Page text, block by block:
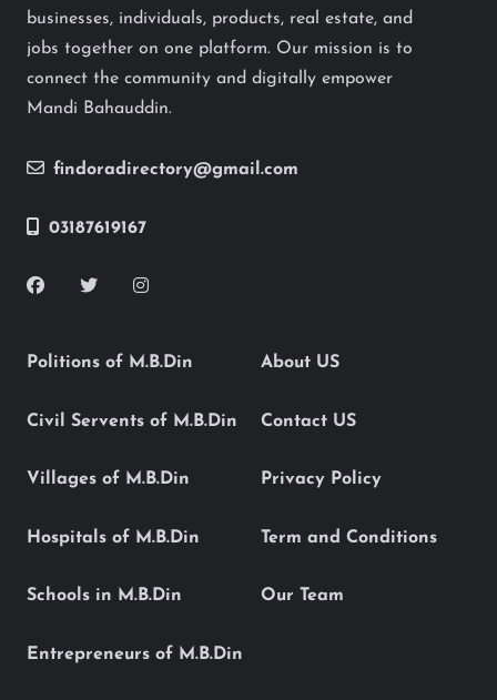
businesses, individuals, products, real estate, and
jobs together on one platform. Our mission is to
connect the community and digitally empower
Mandi Bahauddin.
findoradirectory@gmail.com
03187619167
Politions of M.B.Din
Civil Servents of M.B.Din
Villages of M.B.Din
Hospitals of M.B.Din
Schools in M.B.Din
Entrepreneurs of M.B.Din
About US
Contact US
Privacy Policy
Term and Conditions
Our Team